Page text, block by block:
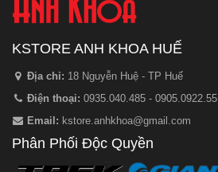
KSTORE ANH KHOA HUẾ
Địa chỉ: 18 Nguyễn Huệ - TP Huế
Điện thoại: 0935.040.485 - 0905.0922.55
Email: kstore.anhkhoa@gmail.com
Phân Phối Độc Quyền